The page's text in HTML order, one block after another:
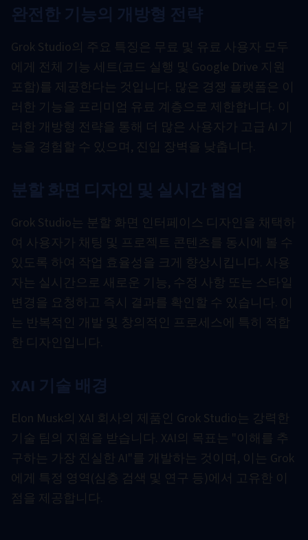
완전한 기능의 개방형 전략
Grok Studio의 주요 특징은 무료 및 유료 사용자 모두
에게 전체 기능 세트(코드 실행 및 Google Drive 지원
포함)를 제공한다는 것입니다. 많은 경쟁 플랫폼은 이
러한 기능을 프리미엄 유료 계층으로 제한합니다. 이
러한 개방형 전략을 통해 더 많은 사용자가 고급 AI 기
능을 경험할 수 있으며, 진입 장벽을 낮춥니다.
분할 화면 디자인 및 실시간 협업
Grok Studio는 분할 화면 인터페이스 디자인을 채택하
여 사용자가 채팅 및 프로젝트 콘텐츠를 동시에 볼 수
있도록 하여 작업 효율성을 크게 향상시킵니다. 사용
자는 실시간으로 새로운 기능, 수정 사항 또는 스타일
변경을 요청하고 즉시 결과를 확인할 수 있습니다. 이
는 반복적인 개발 및 창의적인 프로세스에 특히 적합
한 디자인입니다.
XAI 기술 배경
Elon Musk의 XAI 회사의 제품인 Grok Studio는 강력한
기술 팀의 지원을 받습니다. XAI의 목표는 "이해를 추
구하는 가장 진실한 AI"를 개발하는 것이며, 이는 Grok
에게 특정 영역(심층 검색 및 연구 등)에서 고유한 이
점을 제공합니다.